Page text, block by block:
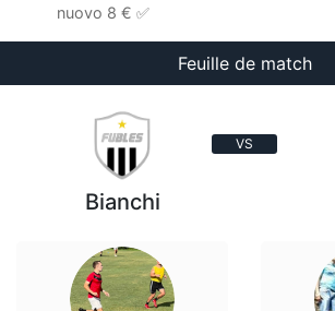
nuovo 8 € ✅
Feuille de match
VS
Bianchi